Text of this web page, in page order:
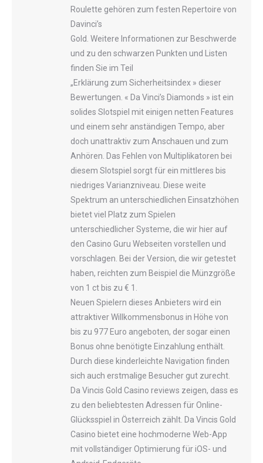
Roulette gehören zum festen Repertoire von
Davinci’s
Gold. Weitere Informationen zur Beschwerde
und zu den schwarzen Punkten und Listen
finden Sie im Teil
„Erklärung zum Sicherheitsindex » dieser
Bewertungen. « Da Vinci’s Diamonds » ist ein
solides Slotspiel mit einigen netten Features
und einem sehr anständigen Tempo, aber
doch unattraktiv zum Anschauen und zum
Anhören. Das Fehlen von Multiplikatoren bei
diesem Slotspiel sorgt für ein mittleres bis
niedriges Varianzniveau. Diese weite
Spektrum an unterschiedlichen Einsatzhöhen
bietet viel Platz zum Spielen
unterschiedlicher Systeme, die wir hier auf
den Casino Guru Webseiten vorstellen und
vorschlagen. Bei der Version, die wir getestet
haben, reichten zum Beispiel die Münzgröße
von 1 ct bis zu € 1.
Neuen Spielern dieses Anbieters wird ein
attraktiver Willkommensbonus in Höhe von
bis zu 977 Euro angeboten, der sogar einen
Bonus ohne benötigte Einzahlung enthält.
Durch diese kinderleichte Navigation finden
sich auch erstmalige Besucher gut zurecht.
Da Vincis Gold Casino reviews zeigen, dass es
zu den beliebtesten Adressen für Online-
Glücksspiel in Österreich zählt. Da Vincis Gold
Casino bietet eine hochmoderne Web-App
mit vollständiger Optimierung für iOS- und